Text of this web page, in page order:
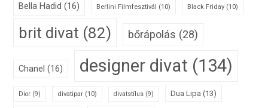
Bella Hadid (16) Berlini Filmfesztivál (10) Black Friday (10)
brit divat (82) bőrápolás (28)
Chanel (16) designer divat (134)
Dior (9) divatipar (10) divatstílus (9) Dua Lipa (13)